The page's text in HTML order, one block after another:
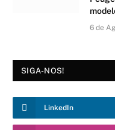
6 de
SIGA-NOS!
LinkedIn